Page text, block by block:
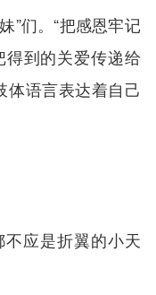
”们。“把感恩牢记
到的关爱传递给
体语言表达着自己
应是折翼的小天